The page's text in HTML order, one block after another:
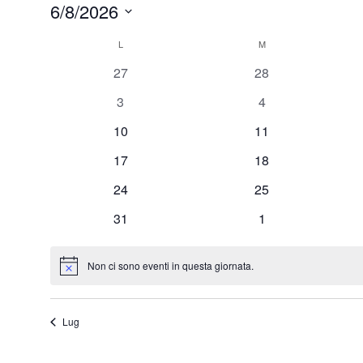
Eventi
6/8/2026
Calendario
L MMARTEDÌ
0
27
0
28
0
3
0
4
0
10
0
11
0
17
0
18
0
24
0
25
0
31
0
1
Notice Non ci sono eventi in questa giornata.
Lug